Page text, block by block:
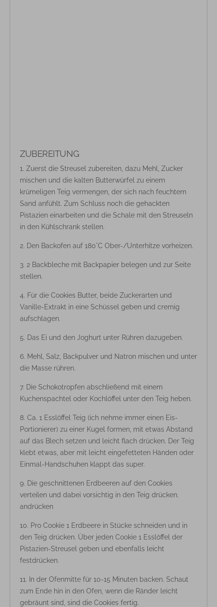
ZUBEREITUNG
Zuerst die Streusel zubereiten, dazu Mehl, Zucker
mischen und die kalten Butterwürfel zu einem
krümeligen Teig vermengen, der sich nach feuchtem
Sand anfühlt. Zum Schluss noch die gehackten
Pistazien einarbeiten und die Schale mit den Streuseln
in den Kühlschrank stellen.
Den Backofen auf 180°C Ober-/Unterhitze vorheizen.
2 Backbleche mit Backpapier belegen und zur Seite
stellen.
Für die Cookies Butter, beide Zuckerarten und
Vanille-Extrakt in eine Schüssel geben und cremig
aufschlagen.
Das Ei und den Joghurt unter Rühren dazugeben.
Mehl, Salz, Backpulver und Natron mischen und unter
die Masse rühren.
Die Schokotropfen abschließend mit einem
Kuchenspachtel oder Kochlöffel unter den Teig heben.
Ca. 1 Esslöffel Teig (ich nehme immer einen Eis-
Portionierer) zu einer Kugel formen, mit etwas Abstand
auf das Blech setzen und leicht flach drücken. Der Teig
klebt etwas, aber mit leicht eingefetteten Händen oder
Einmal-Handschuhen klappt das super.
Die geschnittenen Erdbeeren auf den Cookies
verteilen und dabei vorsichtig in den Teig drücken.
andrücken
Pro Cookie 1 Erdbeere in Stücke schneiden und in
den Teig drücken. Über jeden Cookie 1 Esslöffel der
Pistazien-Streusel geben und ebenfalls leicht
festdrücken.
In der Ofenmitte für 10-15 Minuten backen. Schaut
zum Ende hin in den Ofen, wenn die Ränder leicht
gebräunt sind, sind die Cookies fertig.